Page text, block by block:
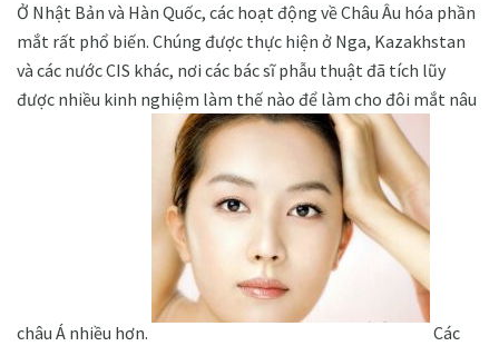
Ở Nhật Bản và Hàn Quốc, các hoạt động về Châu Âu hóa phần
mắt rất phổ biến. Chúng được thực hiện ở Nga, Kazakhstan
và các nước CIS khác, nơi các bác sĩ phẫu thuật đã tích lũy
được nhiều kinh nghiệm làm thế nào để làm cho đôi mắt nâu
châu Á nhiều hơn.
Các